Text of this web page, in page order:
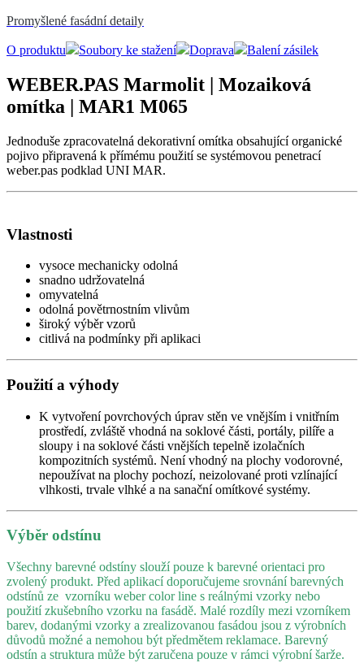
Promyšlené fasádní detaily
O produktu Soubory ke stažení Doprava Balení zásilek
WEBER.PAS Marmolit | Mozaiková
omítka | MAR1 M065
Jednoduše zpracovatelná dekorativní omítka obsahující organické
pojivo připravená k přímému použití se systémovou penetrací
weber.pas podklad UNI MAR.
Vlastnosti
vysoce mechanicky odolná
snadno udržovatelná
omyvatelná
odolná povětrnostním vlivům
široký výběr vzorů
citlivá na podmínky při aplikaci
Použití a výhody
K vytvoření povrchových úprav stěn ve vnějším i vnitřním
prostředí, zvláště vhodná na soklové části, portály, pilíře a
sloupy i na soklové části vnějších tepelně izolačních
kompozitních systémů. Není vhodný na plochy vodorovné,
nepoužívat na plochy pochozí, neizolované proti vzlínající
vlhkosti, trvale vlhké a na sanační omítkové systémy.
Výběr odstínu
Všechny barevné odstíny slouží pouze k barevné orientaci pro
zvolený produkt. Před aplikací doporučujeme srovnání barevných
odstínů ze vzorníku weber color line s reálnými vzorky nebo
použití zkušebního vzorku na fasádě. Malé rozdíly mezi vzorníkem
barev, dodanými vzorky a zrealizovanou fasádou jsou z výrobních
důvodů možné a nemohou být předmětem reklamace. Barevný
odstín a struktura může být zaručena pouze v rámci výrobní šarže.